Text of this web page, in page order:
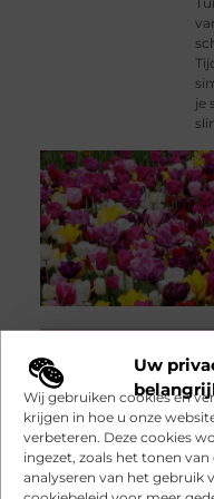
Uw
Wij gebruiken cookies en
krijgen in hoe u onze
verbeteren. Deze cookies
ingezet, zoals het tonen
analyseren van het gebruik
je
Jouw verhalen
Of je nu een
platform biedt jou